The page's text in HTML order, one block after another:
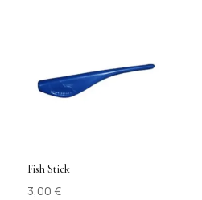
Fish Stick
3,00€